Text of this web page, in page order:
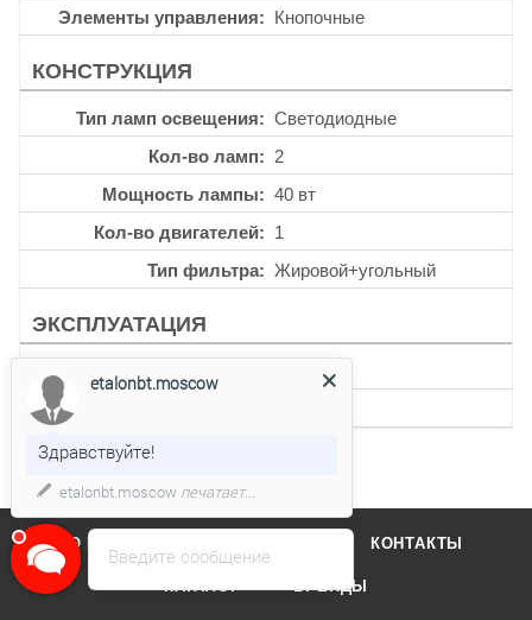
Элементы управления
Кнопочные
КОНСТРУКЦИЯ
Тип ламп освещения
Светодиодные
Кол-во ламп
2
Мощность лампы
40 вт
Кол-во двигателей
1
Тип фильтра
Жировой+угольный
ЭКСПЛУАТАЦИЯ
О КОМПАНИИ КОНТАКТЫ
КАТАЛОГ БРЕНДЫ
Введите сообщение
etalonbt.moscow
Здравствуйте!
etalonbt.moscow печатает...